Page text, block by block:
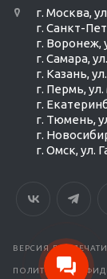
вас
г. Москва,
г. Санкт-
г. Воронеж,
г. Самара,
г. Казань,
г. Пермь,
г.
г. Тюмень,
г.
г. Омск, ул.
ВЕРСИЯ ДЛЯ ПЕЧАТИ
ПОЛИТИКА